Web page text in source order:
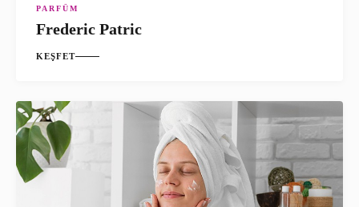
PARFÜM
Frederic Patric
KEŞFET